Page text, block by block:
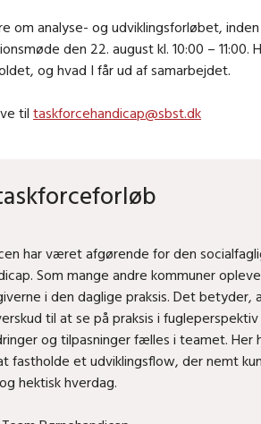
om analyse- og udviklingsforløbet,
den 22. august kl. 10:00 – 11:00.
og hvad I får ud af samarbejdet.
til taskforcehandicap@sbst.dk
har været afgørende for den
Som mange andre kommuner
i den daglige praksis. Det betyder,
til at se på praksis i fugleperspektiv
og tilpasninger fælles i teamet. Her
fastholde et udviklingsflow, der nemt
hektisk hverdag.